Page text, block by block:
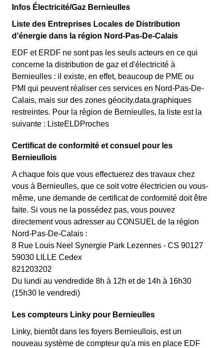
Infos Électricité/Gaz Bernieulles
Liste des Entreprises Locales de Distribution
d'énergie dans la région Nord-Pas-De-Calais
EDF et ERDF ne sont pas les seuls acteurs en ce qui
concerne la distribution de gaz et d'électricité à
Bernieulles : il existe, en effet, beaucoup de PME ou
PMI qui peuvent réaliser ces services en Nord-Pas-De-
Calais, mais sur des zones géocity.data.graphiques
restreintes. Pour la région de Bernieulles, la liste est la
suivante : ListeELDProches
Certificat de conformité et consuel pour les
Bernieullois
A chaque fois que vous effectuerez des travaux chez
vous à Bernieulles, que ce soit votre électricien ou vous-
même, une demande de certificat de conformité doit être
faite. Si vous ne la possédez pas, vous pouvez
directement vous adresser au CONSUEL de la région
Nord-Pas-De-Calais :
8 Rue Louis Neel Synergie Park Lezennes - CS 90127
59030 LILLE Cedex
821203202
Du lundi au vendredide 8h à 12h et de 14h à 16h30
(15h30 le vendredi)
Les compteurs Linky pour Bernieulles
Linky, bientôt dans les foyers Bernieullois, est un
nouveau système de compteur qu'a mis en place EDF